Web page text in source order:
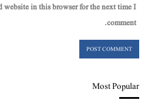
website in this browser for the next time I
comment.
Most Popular